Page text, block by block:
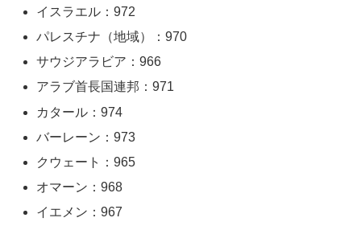
イスラエル：972
パレスチナ（地域）：970
サウジアラビア：966
アラブ首長国連邦：971
カタール：974
バーレーン：973
クウェート：965
オマーン：968
イエメン：967